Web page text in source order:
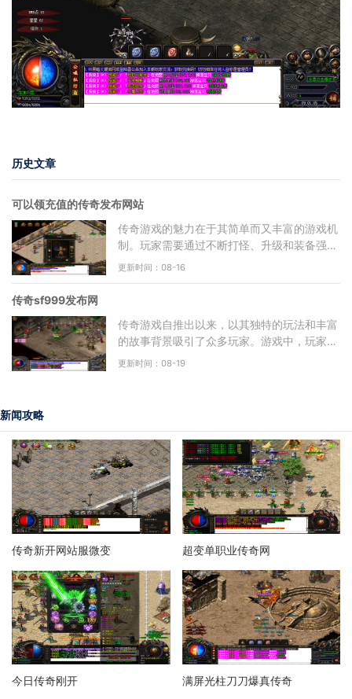
历史文章
可以领充值的传奇发布网站
传奇游戏的魅力在于其简单而又丰富的游戏机
制。玩家需要通过不断打怪、升级和装备强
化，来提升自己的角色实力。游戏分为多个职
更新时间：08-16
传奇sf999发布网
传奇游戏自推出以来，以其独特的玩法和丰富
的故事背景吸引了众多玩家。游戏中，玩家可
以选择不同的职业，例如战士、法师和道士，
更新时间：08-19
新闻攻略
传奇新开网站服微变 超变单职业传奇网
今日传奇刚开 满屏光柱刀刀爆真传奇